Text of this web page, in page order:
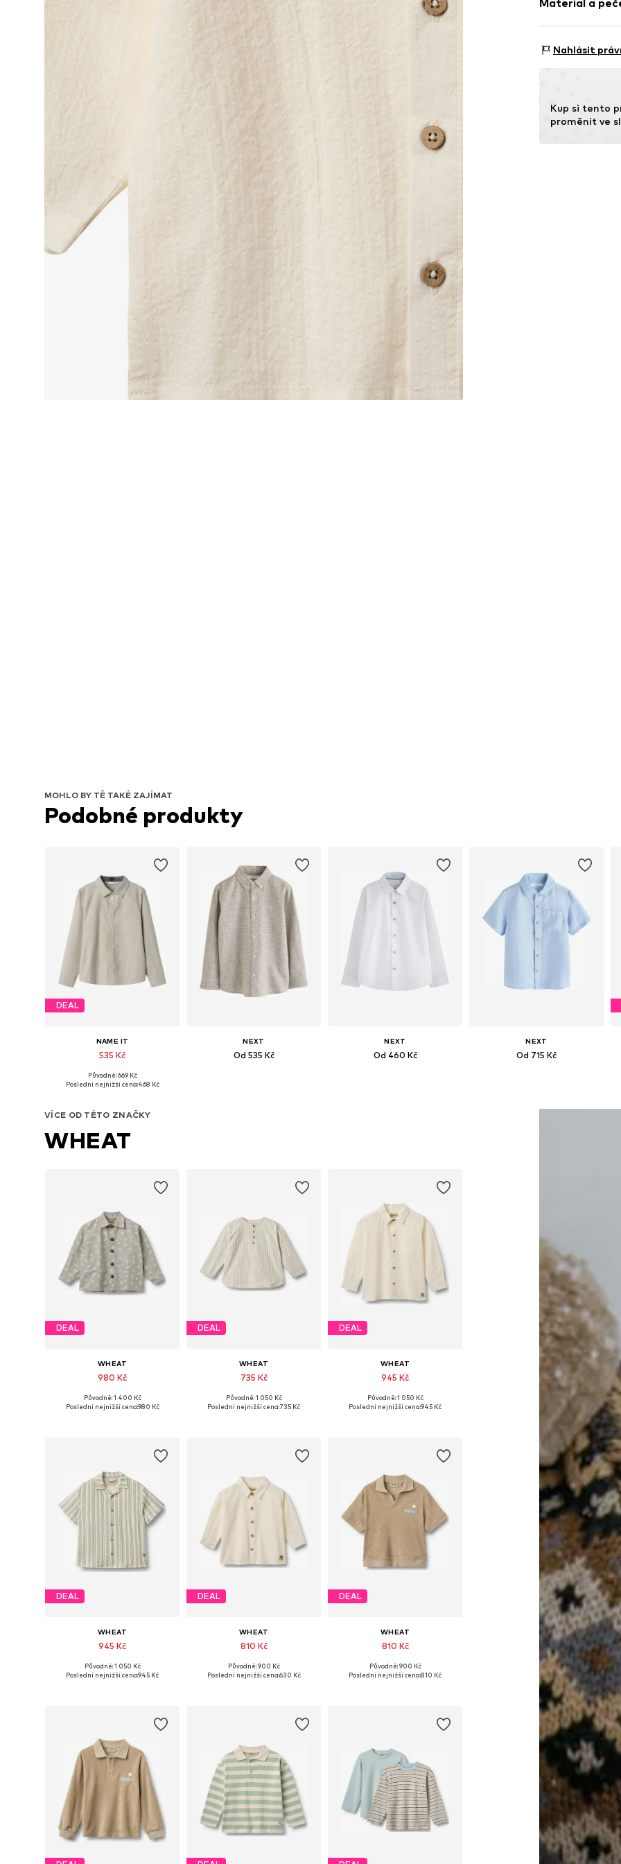
Knoflíkové
Položka č.
Střih:
Materiál a
Materiál: 100%
Nahlásit
Kup si tento
proměnit ve
MOHLO BY TĚ TAKÉ ZAJÍMAT
Podobné produkty
DEAL
NAME IT
535 Kč
Dostupné v mnoha velikostech
Původně: 669 Kč
Poslední nejnižší cena:468 Kč
NEXT
Od 535 Kč
NEXT
Od 460 Kč
NEXT
Od 715 Kč
VÍCE OD TÉTO ZNAČKY
WHEAT
DEAL
WHEAT
980 Kč
Dostupné v mnoha velikostech
Původně: 1 400 Kč
Poslední nejnižší cena:980 Kč
DEAL
WHEAT
735 Kč
Původně: 1 050 Kč
Poslední nejnižší cena:735 Kč
DEAL
WHEAT
945 Kč
Původně: 1 050 Kč
Poslední nejnižší cena:945 Kč
DEAL
WHEAT
945 Kč
Původně: 1 050 Kč
Poslední nejnižší cena:945 Kč
DEAL
WHEAT
810 Kč
Dostupné velikosti: 62, 68, 86
Původně: 900 Kč
Poslední nejnižší cena:630 Kč
DEAL
WHEAT
810 Kč
Dostupné v mnoha velikostech
Původně: 900 Kč
Poslední nejnižší cena:810 Kč